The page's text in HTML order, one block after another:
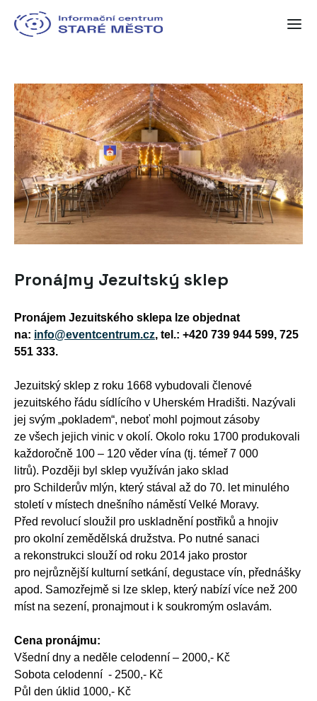
Pronájmy Jezuitský sklep
Pronájem Jezuitského sklepa lze objednat
na: info@eventcentrum.cz, tel.: +420 739 944 599, 725
551 333.
Jezuitský sklep z roku 1668 vybudovali členové
jezuitského řádu sídlícího v Uherském Hradišti. Nazývali
jej svým „pokladem“, neboť mohl pojmout zásoby
ze všech jejich vinic v okolí. Okolo roku 1700 produkovali
každoročně 100 – 120 věder vína (tj. témeř 7 000
litrů). Později byl sklep využíván jako sklad
pro Schilderův mlýn, který stával až do 70. let minulého
století v místech dnešního náměstí Velké Moravy.
Před revolucí sloužil pro uskladnění postřiků a hnojiv
pro okolní zemědělská družstva. Po nutné sanaci
a rekonstrukci slouží od roku 2014 jako prostor
pro nejrůznější kulturní setkání, degustace vín, přednášky
apod. Samozřejmě si lze sklep, který nabízí více než 200
míst na sezení, pronajmout i k soukromým oslavám.
Cena pronájmu:
Všední dny a neděle celodenní – 2000,- Kč
Sobota celodenní - 2500,- Kč
Půl den úklid 1000,- Kč